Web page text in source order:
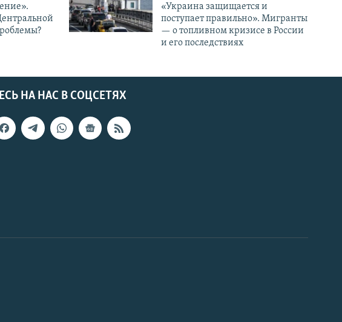
«Украина защищается и
поступает правильно». Мигранты
— о топливном кризисе в России
и его последствиях
НА НАС В СОЦСЕТЯХ